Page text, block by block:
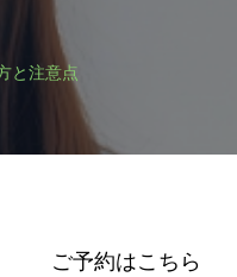
と注意点
ご予約はこちら